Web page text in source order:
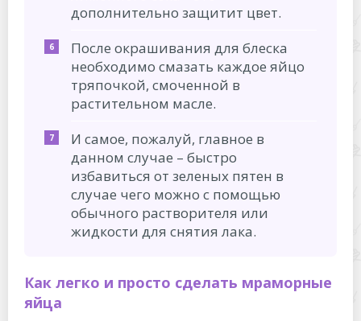
дополнительно защитит цвет.
После окрашивания для блеска
необходимо смазать каждое яйцо
тряпочкой, смоченной в
растительном масле.
И самое, пожалуй, главное в
данном случае – быстро
избавиться от зеленых пятен в
случае чего можно с помощью
обычного растворителя или
жидкости для снятия лака.
Как легко и просто сделать мраморные
яйца